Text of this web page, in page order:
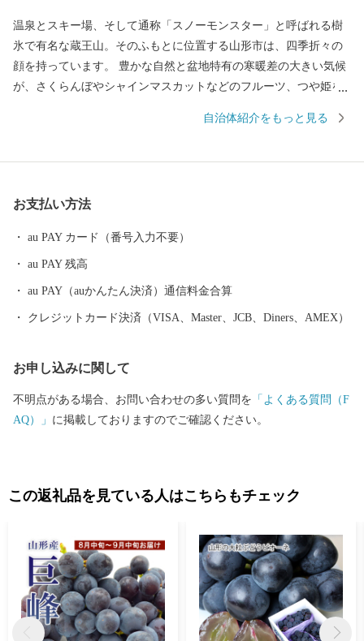
温泉とスキー場、そして通称「スノーモンスター」と呼ばれる樹
氷で有名な蔵王山。そのふもとに位置する山形市は、四季折々の
顔を持っています。 豊かな自然と盆地特有の寒暖差の大きい気候
が、さくらんぼやシャインマスカットなどのフルーツ、つや姫を
どの「山形ブランド」を生み出しています。 街中には商家の蔵や
は山形市が有する映像文化を育む環境が高い評価を受け、日本で
初めて、ユネスコ創造都市ネットワーク映画部門への加盟が認め
である山形交響楽団が活動しています。 平成３１年４月には中核
市に移行し、保健所を開設するなど、県都としても発展を続けて
自治体紹介をもっと見る
お支払い方法
au PAY カード（番号入力不要）
au PAY 残高
au PAY（auかんたん決済）通信料金合算
クレジットカード決済（VISA、Master、JCB、Diners、AMEX）
お申し込みに関して
不明点がある場合、お問い合わせの多い質問を 「よくある質問（F
AQ）」 に掲載しておりますのでご確認ください。
この返礼品を見ている人はこちらもチェック